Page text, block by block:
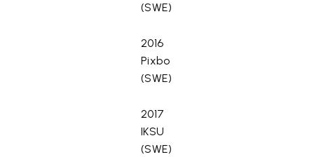
(SWE)
2016
Pixbo
(SWE)
2017
IKSU
(SWE)